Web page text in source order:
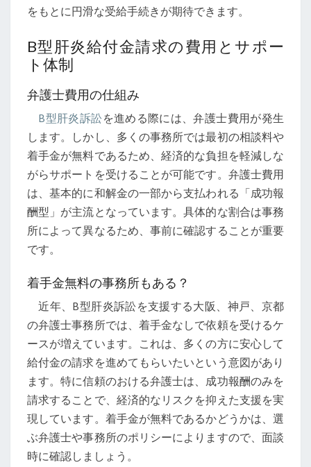
をもとに円滑な受給手続きが期待できます。
B型肝炎給付金請求の費用とサポー
ト体制
弁護士費用の仕組み
B型肝炎訴訟を進める際には、弁護士費用が発生
します。しかし、多くの事務所では最初の相談料や
着手金が無料であるため、経済的な負担を軽減しな
がらサポートを受けることが可能です。弁護士費用
は、基本的に和解金の一部から支払われる「成功報
酬型」が主流となっています。具体的な割合は事務
所によって異なるため、事前に確認することが重要
です。
着手金無料の事務所もある？
近年、B型肝炎訴訟を支援する大阪、神戸、京都
の弁護士事務所では、着手金なしで依頼を受けるケ
ースが増えています。これは、多くの方に安心して
給付金の請求を進めてもらいたいという意図があり
ます。特に信頼のおける弁護士は、成功報酬のみを
請求することで、経済的なリスクを抑えた支援を実
現しています。着手金が無料であるかどうかは、選
ぶ弁護士や事務所のポリシーによりますので、面談
時に確認しましょう。